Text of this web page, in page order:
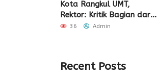
Kota Rangkul UMT,
Rektor: Kritik Bagian dari
Demokrasi
36 Admin
Recent Posts